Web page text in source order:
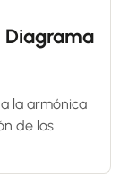
Diagrama
la armónica
de los